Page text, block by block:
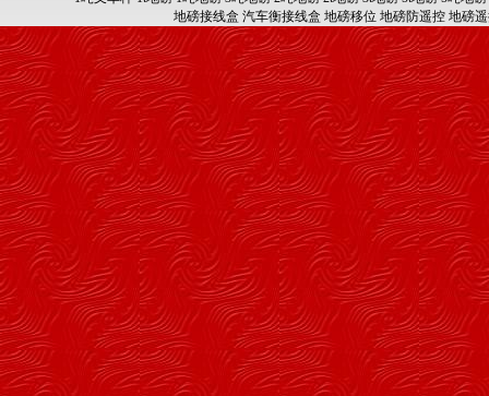
地磅接线盒 汽车衡接线盒 地磅移位 地磅防遥控 地磅